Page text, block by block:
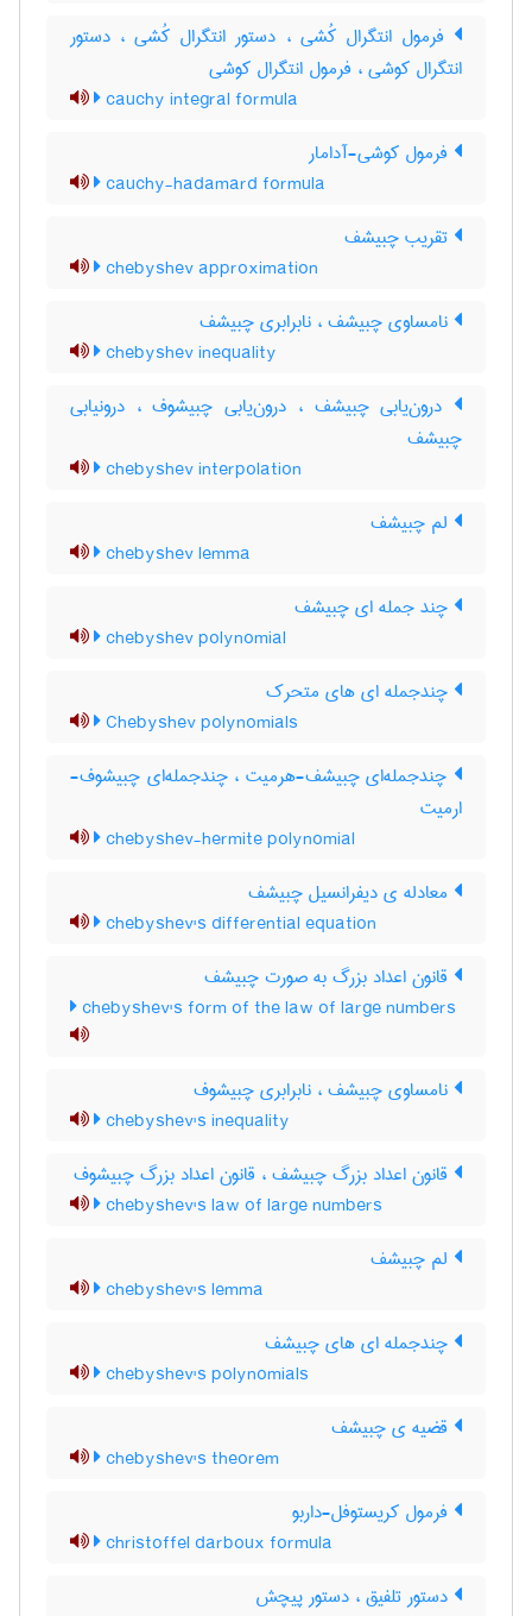
فرمول انتگرال کُشی ، دستور انتگرال کُشی ، دستور
انتگرال کوشی ، فرمول انتگرال کوشی
cauchy integral formula
فرمول کوشی-آدامار
cauchy-hadamard formula
تقریب چبیشف
chebyshev approximation
نامساوی چبیشف ، نابرابری چبیشف
chebyshev inequality
درون‌یابی چبیشف ، درون‌یابی چبیشوف ، درونیابی
چبیشف
chebyshev interpolation
لم چبیشف
chebyshev lemma
چند جمله ای چبیشف
chebyshev polynomial
چندجمله ای های متحرک
Chebyshev polynomials
چندجمله‌ای چبیشف-هرمیت ، چندجمله‌ای چبیشوف-
ارمیت
chebyshev-hermite polynomial
معادله ی دیفرانسیل چبیشف
chebyshev's differential equation
قانون اعداد بزرگ به صورت چبیشف
chebyshev's form of the law of large numbers
نامساوی چبیشف ، نابرابری چبیشوف
chebyshev's inequality
قانون اعداد بزرگ چبیشف ، قانون اعداد بزرگ چبیشوف
chebyshev's law of large numbers
لم چبیشف
chebyshev's lemma
چندجمله ای های چبیشف
chebyshev's polynomials
قضیه ی چبیشف
chebyshev's theorem
فرمول کریستوفل-داربو
christoffel darboux formula
دستور تلفیق ، دستور پیچش